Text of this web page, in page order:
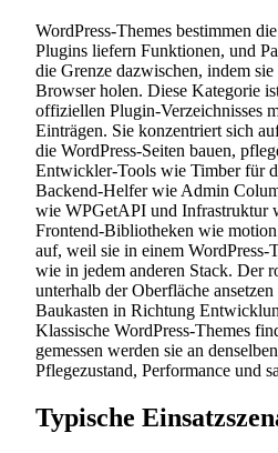
WordPress-Themes bestimmen
Plugins liefern Funktionen, und
die Grenze dazwischen, indem
Browser holen. Diese Kategorie
offiziellen Plugin-Verzeichnisses
Einträgen. Sie konzentriert sich
die WordPress-Seiten bauen,
Entwickler-Tools wie Timber für
Backend-Helfer wie Admin
wie WPGetAPI und Infrastruktur
Frontend-Bibliotheken wie
auf, weil sie in einem WordPress-
wie in jedem anderen Stack. Der
unterhalb der Oberfläche
Baukasten in Richtung
Klassische WordPress-Themes
gemessen werden sie an
Pflegezustand, Performance und
Typische